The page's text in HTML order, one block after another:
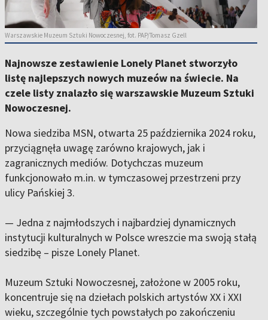
Warszawskie Muzeum Sztuki Nowoczesnej, fot. PAP/Tomasz Gzell
Najnowsze zestawienie Lonely Planet stworzyło
listę najlepszych nowych muzeów na świecie. Na
czele listy znalazło się warszawskie Muzeum Sztuki
Nowoczesnej.
Nowa siedziba MSN, otwarta 25 października 2024 roku,
przyciągnęła uwagę zarówno krajowych, jak i
zagranicznych mediów. Dotychczas muzeum
funkcjonowało m.in. w tymczasowej przestrzeni przy
ulicy Pańskiej 3.
— Jedna z najmłodszych i najbardziej dynamicznych
instytucji kulturalnych w Polsce wreszcie ma swoją stałą
siedzibę – pisze Lonely Planet.
Muzeum Sztuki Nowoczesnej, założone w 2005 roku,
koncentruje się na dziełach polskich artystów XX i XXI
wieku, szczególnie tych powstałych po zakończeniu